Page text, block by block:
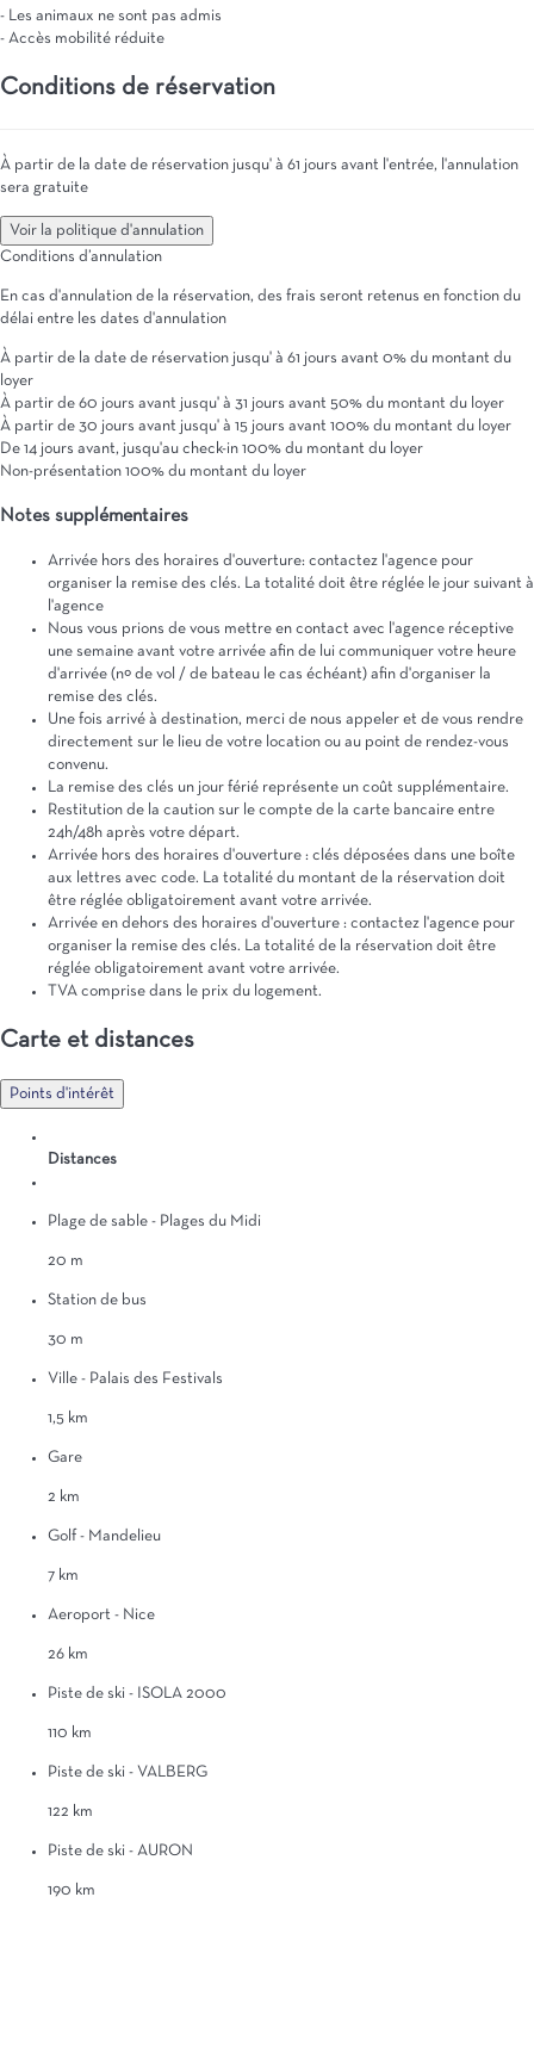
- Les animaux ne sont pas admis
- Accès mobilité réduite
Conditions de réservation
À partir de la date de réservation jusqu' à 61 jours avant l'entrée, l'annulation
sera gratuite
Voir la politique d'annulation
Conditions d’annulation
En cas d'annulation de la réservation, des frais seront retenus en fonction du
délai entre les dates d'annulation
À partir de la date de réservation jusqu' à 61 jours avant 0% du montant du
loyer
À partir de 60 jours avant jusqu' à 31 jours avant 50% du montant du loyer
À partir de 30 jours avant jusqu' à 15 jours avant 100% du montant du loyer
De 14 jours avant, jusqu'au check-in 100% du montant du loyer
Non-présentation 100% du montant du loyer
Notes supplémentaires
Arrivée hors des horaires d'ouverture: contactez l'agence pour
organiser la remise des clés. La totalité doit être réglée le jour suivant à
l'agence
Nous vous prions de vous mettre en contact avec l'agence réceptive
une semaine avant votre arrivée afin de lui communiquer votre heure
d'arrivée (nº de vol / de bateau le cas échéant) afin d'organiser la
remise des clés.
Une fois arrivé à destination, merci de nous appeler et de vous rendre
directement sur le lieu de votre location ou au point de rendez-vous
convenu.
La remise des clés un jour férié représente un coût supplémentaire.
Restitution de la caution sur le compte de la carte bancaire entre
24h/48h après votre départ.
Arrivée hors des horaires d'ouverture : clés déposées dans une boîte
aux lettres avec code. La totalité du montant de la réservation doit
être réglée obligatoirement avant votre arrivée.
Arrivée en dehors des horaires d'ouverture : contactez l'agence pour
organiser la remise des clés. La totalité de la réservation doit être
réglée obligatoirement avant votre arrivée.
TVA comprise dans le prix du logement.
Carte et distances
Points d'intérêt
Distances
Plage de sable - Plages du Midi
20 m
Station de bus
30 m
Ville - Palais des Festivals
1,5 km
Gare
2 km
Golf - Mandelieu
7 km
Aeroport - Nice
26 km
Piste de ski - ISOLA 2000
110 km
Piste de ski - VALBERG
122 km
Piste de ski - AURON
190 km